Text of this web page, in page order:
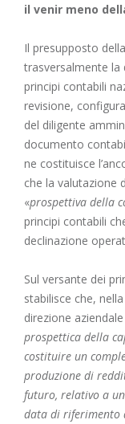
il venir meno
Il presupposto
trasversalmente la
principi contabili
revisione,
del diligente
documento
ne costituisce
che la valutazione
«prospettiva della
principi contabili
declinazione
Sul versante dei
stabilisce che,
direzione
prospettica della
costituire un
produzione di
futuro, relativo a
data di riferimento